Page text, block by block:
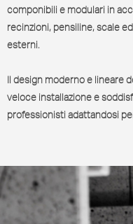
componibili e modulari in
recinzioni, pensiline, scale
esterni.
Il design moderno e lineare
veloce installazione e
professionisti adattandosi